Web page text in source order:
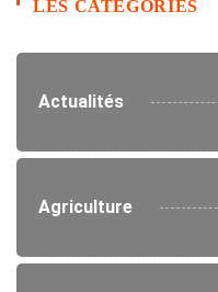
LES CATEGORIES
Actualités
Agriculture